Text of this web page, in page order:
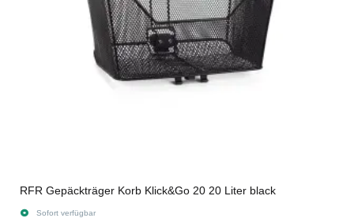
RFR Gepäckträger Korb Klick&Go 20 20 Liter black
Sofort verfügbar